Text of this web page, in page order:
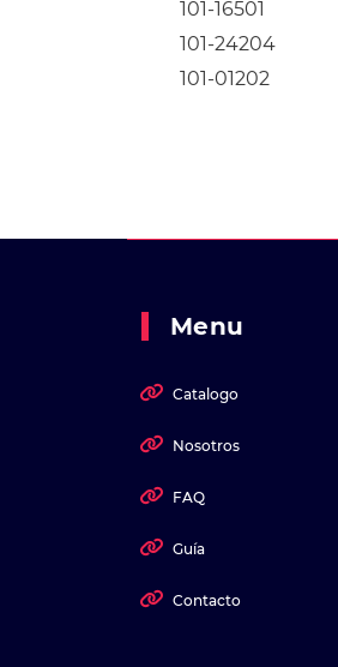
101-16501
101-24204
101-01202
Menu
Catalogo
Nosotros
FAQ
Guía
Contacto